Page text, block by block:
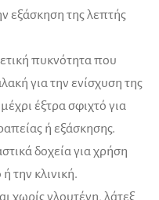
εξάσκηση της λεπτής
πυκνότητα που
για την ενίσχυση της
έξτρα σφιχτό για
ή εξάσκησης.
δοχεία για χρήση
την κλινική.
χωρίς γλουτένη, λάτεξ